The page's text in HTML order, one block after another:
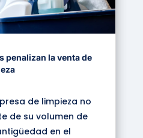
penalizan la venta de
de limpieza no
de su volumen de
en el